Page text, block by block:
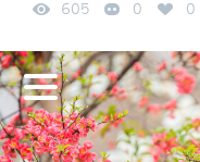
605 0 0